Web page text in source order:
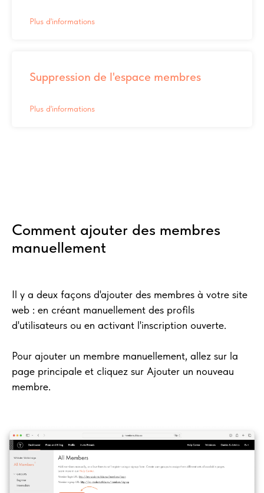
Plus d'informations
Suppression de l'espace membres
Plus d'informations
Comment ajouter des membres
manuellement
Il y a deux façons d'ajouter des membres à votre site
web : en créant manuellement des profils
d'utilisateurs ou en activant l'inscription ouverte.
Pour ajouter un membre manuellement, allez sur la
page principale et cliquez sur Ajouter un nouveau
membre.